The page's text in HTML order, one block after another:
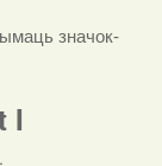
значок-
I